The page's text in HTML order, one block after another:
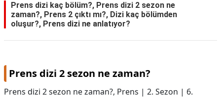
Prens dizi kaç bölüm?, Prens dizi 2 sezon ne
zaman?, Prens 2 çıktı mı?, Dizi kaç bölümden
oluşur?, Prens dizi ne anlatıyor?
Prens dizi 2 sezon ne zaman?
Prens dizi 2 sezon ne zaman?, Prens | 2. Sezon | 6.